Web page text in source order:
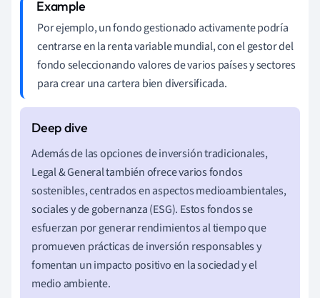
Por ejemplo, un fondo gestionado activamente podría
centrarse en la renta variable mundial, con el gestor del
fondo seleccionando valores de varios países y sectores
para crear una cartera bien diversificada.
Además de las opciones de inversión tradicionales,
Legal & General también ofrece varios fondos
sostenibles, centrados en aspectos medioambientales,
sociales y de gobernanza (ESG). Estos fondos se
esfuerzan por generar rendimientos al tiempo que
promueven prácticas de inversión responsables y
fomentan un impacto positivo en la sociedad y el
medio ambiente.